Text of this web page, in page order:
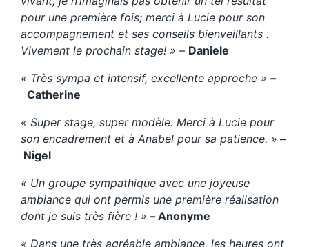
pour une première fois; merci à Lucie pour son
accompagnement et ses conseils bienveillants .
Vivement le prochain stage! » – Daniele
« Très sympa et intensif, excellente approche » –
Catherine
« Super stage, super modèle. Merci à Lucie pour
son encadrement et à Anabel pour sa patience. » –
Nigel
« Un groupe sympathique avec une joyeuse
ambiance qui ont permis une première réalisation
dont je suis très fière ! » –Anonyme
« Dans une très agréable ambiance, les heures ont